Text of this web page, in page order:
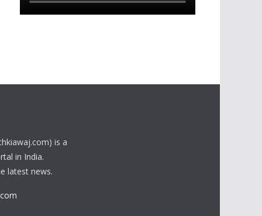
is a
in India.
latest news.